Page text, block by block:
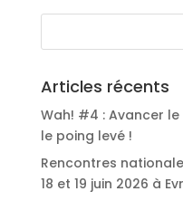
Articles récents
Wah! #4 : Avancer
le poing levé !
Rencontres
18 et 19 juin 2026 à